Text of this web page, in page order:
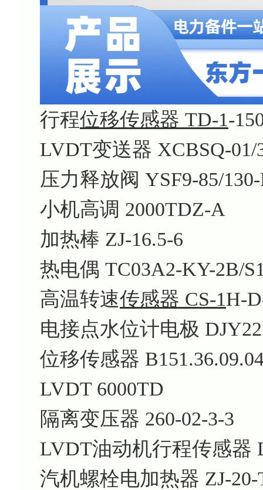
行程位移传感器 TD-1-
LVDT变送器 XCBSQ-01/
压力释放阀 YSF9-85/
小机高调 2000TDZ-A
加热棒 ZJ-16.5-6
热电偶 TC03A2-KY-2B/
高温转速传感器 CS-1H-
电接点水位计电极
位移传感器
LVDT 6000TD
隔离变压器 260-02-3-3
LVDT油动机行程传感器
汽机螺栓电加热器 ZJ-20-